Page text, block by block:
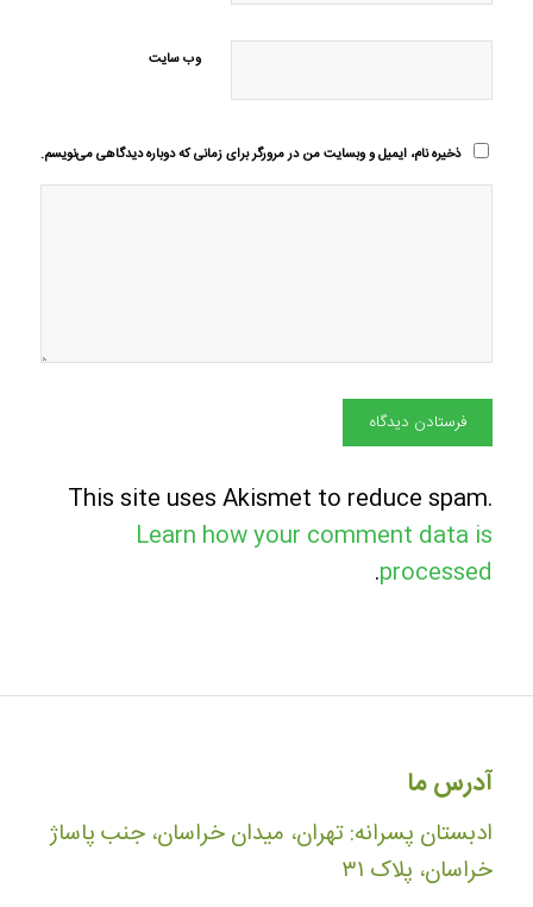
وب‌ سایت
ذخیره نام، ایمیل و وبسایت من در مرورگر برای زمانی که دوباره دیدگاهی می‌نویسم.
This site uses Akismet to reduce spam.
Learn how your comment data is
processed
.
آدرس ما
ادبستان پسرانه: تهران، میدان خراسان، جنب پاساژ
خراسان، پلاک ۳۱